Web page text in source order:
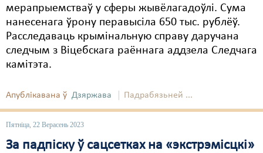
мерапрыемстваў у сферы жывёлагадоўлі. Сума
нанесенага ўрону перавысіла 650 тыс. рублёў.
Расследаваць крымінальную справу даручана
следчым з Віцебскага раённага аддзела Следчага
камітэта.
Апублікавана ў Дзяржава Падрабязьней ...
Пятніца, 22 Верасень 2023
За падпіску ў сацсетках на «экстрэмісцкі»